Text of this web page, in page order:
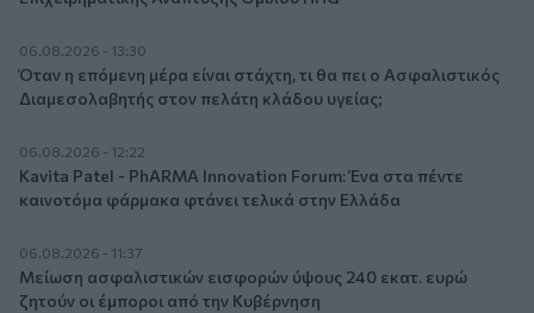
06.08.2026 - 13:30
Όταν η επόμενη μέρα είναι στάχτη, τι θα πει ο Ασφαλιστικός
Διαμεσολαβητής στον πελάτη κλάδου υγείας;
06.08.2026 - 12:22
Kavita Patel - PhARMA Innovation Forum: Ένα στα πέντε
καινοτόμα φάρμακα φτάνει τελικά στην Ελλάδα
06.08.2026 - 11:37
Μείωση ασφαλιστικών εισφορών ύψους 240 εκατ. ευρώ
ζητούν οι έμποροι από την Κυβέρνηση